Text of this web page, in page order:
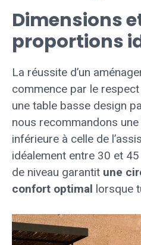
Dimensions
proportions
La réussite d’un
commence par le
une table basse design
nous recommandons
inférieure à celle de
idéalement entre 30 et
de niveau garantit une
confort optimal lorsque